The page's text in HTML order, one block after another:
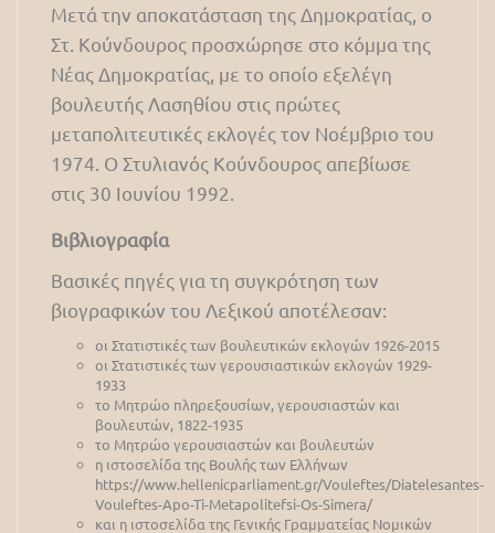
Μετά την αποκατάσταση της Δημοκρατίας, ο
Στ. Κούνδουρος προσχώρησε στο κόμμα της
Νέας Δημοκρατίας, με το οποίο εξελέγη
βουλευτής Λασηθίου στις πρώτες
μεταπολιτευτικές εκλογές τον Νοέμβριο του
1974. O Στυλιανός Κούνδουρος απεβίωσε
στις 30 Ιουνίου 1992.
Βιβλιογραφία
Βασικές πηγές για τη συγκρότηση των
βιογραφικών του Λεξικού αποτέλεσαν:
οι Στατιστικές των βουλευτικών εκλογών 1926-2015
οι Στατιστικές των γερουσιαστικών εκλογών 1929-
1933
το Μητρώο πληρεξουσίων, γερουσιαστών και
βουλευτών, 1822-1935
το Μητρώο γερουσιαστών και βουλευτών
η ιστοσελίδα της Βουλής των Ελλήνων
https://www.hellenicparliament.gr/Vouleftes/Diatelesantes-
Vouleftes-Apo-Ti-Metapolitefsi-Os-Simera/
και η ιστοσελίδα της Γενικής Γραμματείας Νομικών